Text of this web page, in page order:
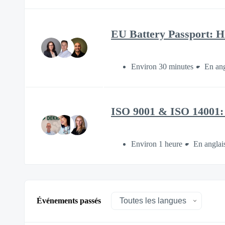
EU Battery Passport:
Environ 30 minutes En
ISO 9001 & ISO
Environ 1 heure En
Événements passés